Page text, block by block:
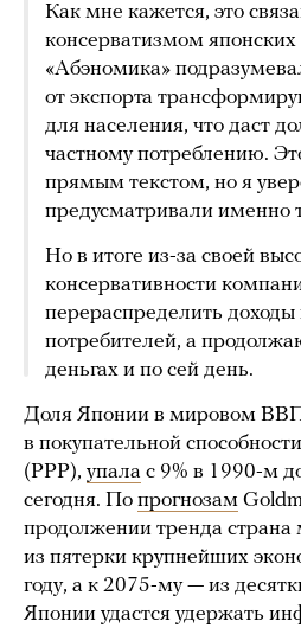
Как мне кажется, это
консерватизмом
«Абэномика»
от экспорта
для населения, что даст
частному потреблению.
прямым текстом, но я
предусматривали именно
Но в итоге из-за своей
консервативности
перераспределить доходы
потребителей, а
деньгах и по сей день.
Доля Японии в мировом
в покупательной
(PPP), упала с 9% в 1990-м
сегодня. По прогнозам
продолжении тренда страна
из пятерки крупнейших
году, а к 2075-му — из
Японии удастся удержать